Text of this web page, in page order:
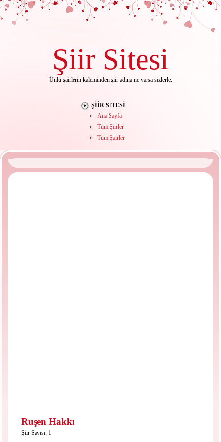
Şiir Sitesi
Ünlü şairlerin kaleminden şiir adına ne varsa sizlerle.
ŞIIR SITESI
Ana Sayfa
Tüm Şiirler
Tüm Şairler
Ruşen Hakkı
Şiir Sayısı: 1